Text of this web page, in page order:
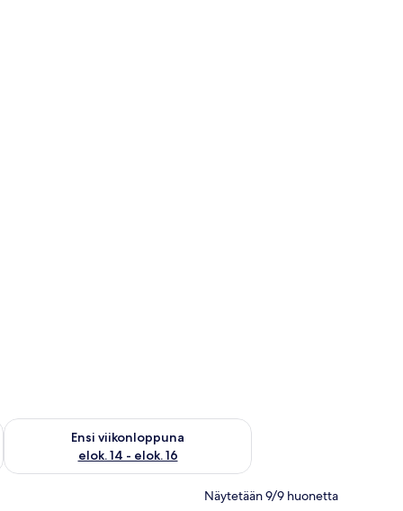
7 - elok. 9
Ensi viikonloppuna
elok. 14 - elok. 16
Tarkista ensi viikonlopun saatavuus elok. 14 - elok. 16
Näytetään 9/9 huonetta